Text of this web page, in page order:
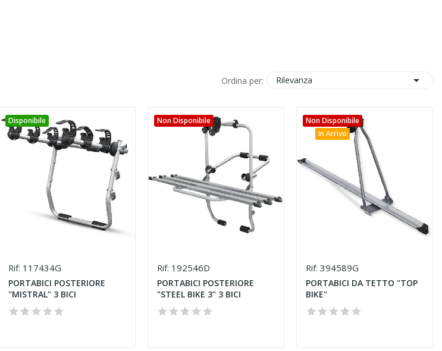
Ordina per: Rilevanza 
Disponibile
Rif: 117434G
PORTABICI POSTERIORE
"MISTRAL" 3 BICI
Non Disponibile
Rif: 192546D
PORTABICI POSTERIORE
"STEEL BIKE 3" 3 BICI
Non Disponibile
In Arrivo
Rif: 394589G
PORTABICI DA TETTO "TOP
BIKE"